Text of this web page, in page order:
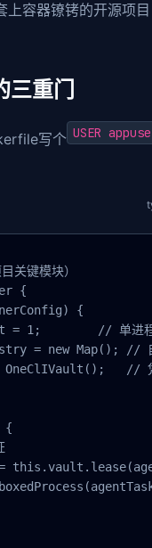
容器镣铐的开源项
三重门
写个 USER
关键模块）
{
{
= 1;        // 单进
= new Map(); //
//
{